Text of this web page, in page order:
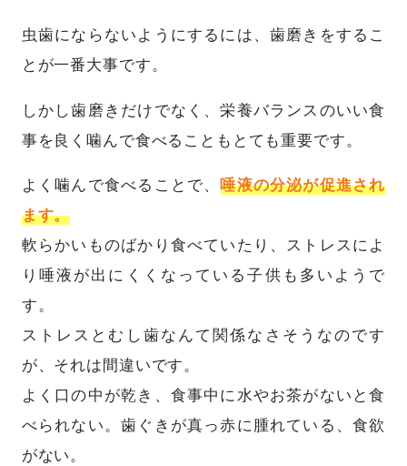
虫歯にならないようにするには、歯磨きをするこ
とが一番大事です。
しかし歯磨きだけでなく、栄養バランスのいい食
事を良く噛んで食べることもとても重要です。
よく噛んで食べることで、唾液の分泌が促進され
ます。
軟らかいものばかり食べていたり、ストレスによ
り唾液が出にくくなっている子供も多いようで
す。
ストレスとむし歯なんて関係なさそうなのです
が、それは間違いです。
よく口の中が乾き、食事中に水やお茶がないと食
べられない。歯ぐきが真っ赤に腫れている、食欲
がない。